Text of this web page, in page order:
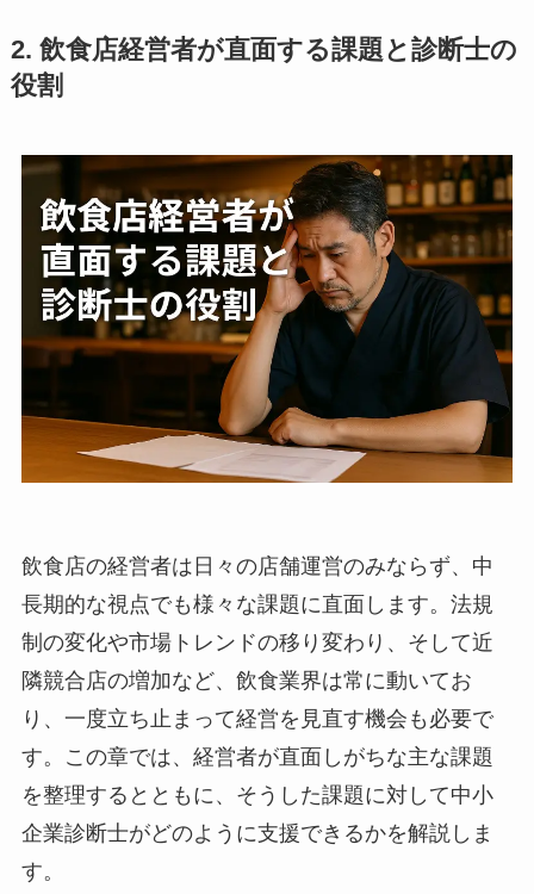
2. 飲食店経営者が直面する課題と診断士の
役割
飲食店の経営者は日々の店舗運営のみならず、中
長期的な視点でも様々な課題に直面します。法規
制の変化や市場トレンドの移り変わり、そして近
隣競合店の増加など、飲食業界は常に動いてお
り、一度立ち止まって経営を見直す機会も必要で
す。この章では、経営者が直面しがちな主な課題
を整理するとともに、そうした課題に対して中小
企業診断士がどのように支援できるかを解説しま
す。